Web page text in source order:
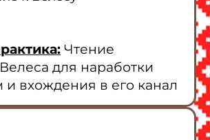
Чтение
для наработки
и вхождения в его канал